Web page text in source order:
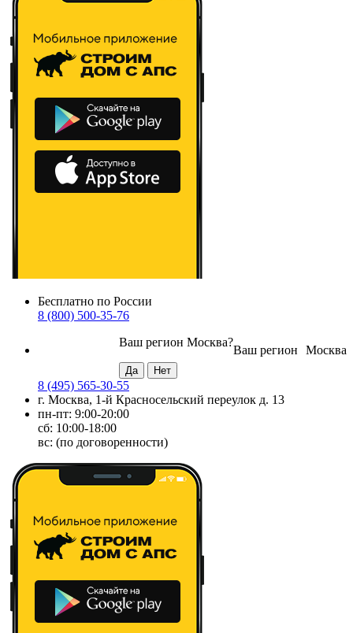
Бесплатно по России
8 (800) 500-35-76
Москва
Ваш регион
Ваш регион Москва?
8 (495) 565-30-55
г. Москва, 1-й Красносельский переулок д. 13
пн-пт: 9:00-20:00
сб: 10:00-18:00
вс: (по договоренности)